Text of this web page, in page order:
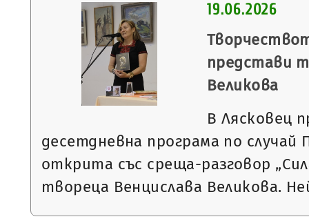
19.06.2026
представи
Великова
В Лясковец
десетдневна програма по
открита със среща-разговор
твореца Венцислава Великова.